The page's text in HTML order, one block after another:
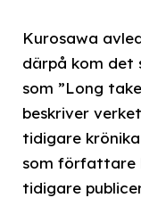
Kurosawa
därpå kom det
som ”Long
beskriver
tidigare
som författare
tidigare